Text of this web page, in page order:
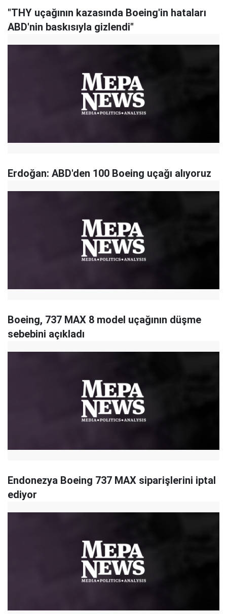
"THY uçağının kazasında Boeing'in hataları
ABD'nin baskısıyla gizlendi"
Erdoğan: ABD'den 100 Boeing uçağı alıyoruz
Boeing, 737 MAX 8 model uçağının düşme
sebebini açıkladı
Endonezya Boeing 737 MAX siparişlerini iptal
ediyor